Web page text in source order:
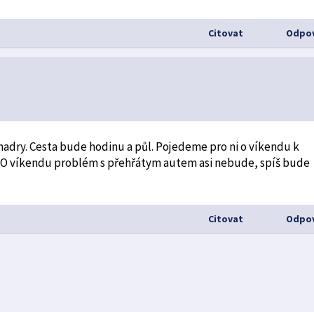
Citovat
Cesta bude hodinu a půl. Pojedeme pro ni o víkendu k
víkendu problém s přehřátym autem asi nebude, spíš bude
Citovat